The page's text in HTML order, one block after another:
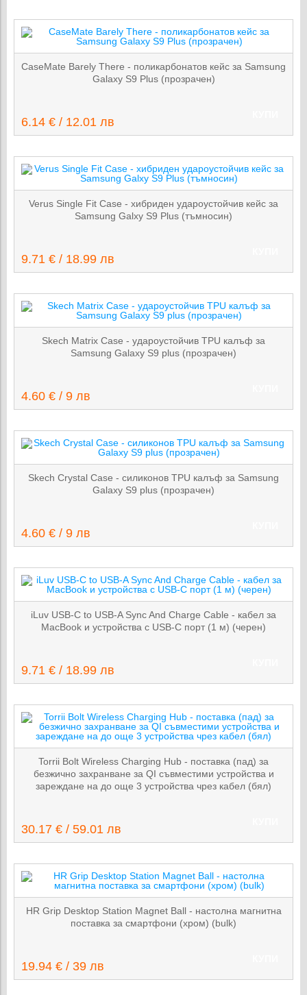
CaseMate Barely There - поликарбонатов кейс за Samsung
Galaxy S9 Plus (прозрачен)
6.14 € / 12.01 лв
Verus Single Fit Case - хибриден удароустойчив кейс за
Samsung Galxy S9 Plus (тъмносин)
9.71 € / 18.99 лв
Skech Matrix Case - удароустойчив TPU калъф за
Samsung Galaxy S9 plus (прозрачен)
4.60 € / 9 лв
Skech Crystal Case - силиконов TPU калъф за Samsung
Galaxy S9 plus (прозрачен)
4.60 € / 9 лв
iLuv USB-C to USB-A Sync And Charge Cable - кабел за
MacBook и устройства с USB-C порт (1 м) (черен)
9.71 € / 18.99 лв
Torrii Bolt Wireless Charging Hub - поставка (пад) за
безжично захранване за QI съвместими устройства и
зареждане на до още 3 устройства чрез кабел (бял)
30.17 € / 59.01 лв
HR Grip Desktop Station Magnet Ball - настолна магнитна
поставка за смартфони (хром) (bulk)
19.94 € / 39 лв